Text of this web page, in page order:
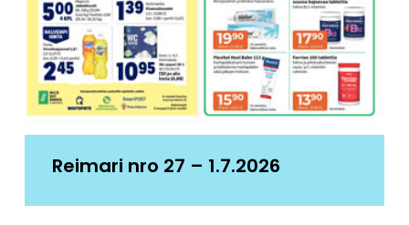
Reimari nro 27 – 1.7.2026